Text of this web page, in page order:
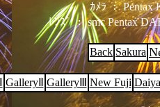
ｶﾒﾗ ： Pentax
ﾚﾝｽﾞ ： smc Pentax
Back Sakura
GalleryⅡ GalleryⅢ New Fuji